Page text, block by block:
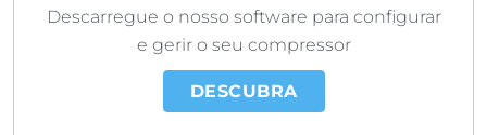
Descarregue o nosso software para configurar
e gerir o seu compressor
DESCUBRA